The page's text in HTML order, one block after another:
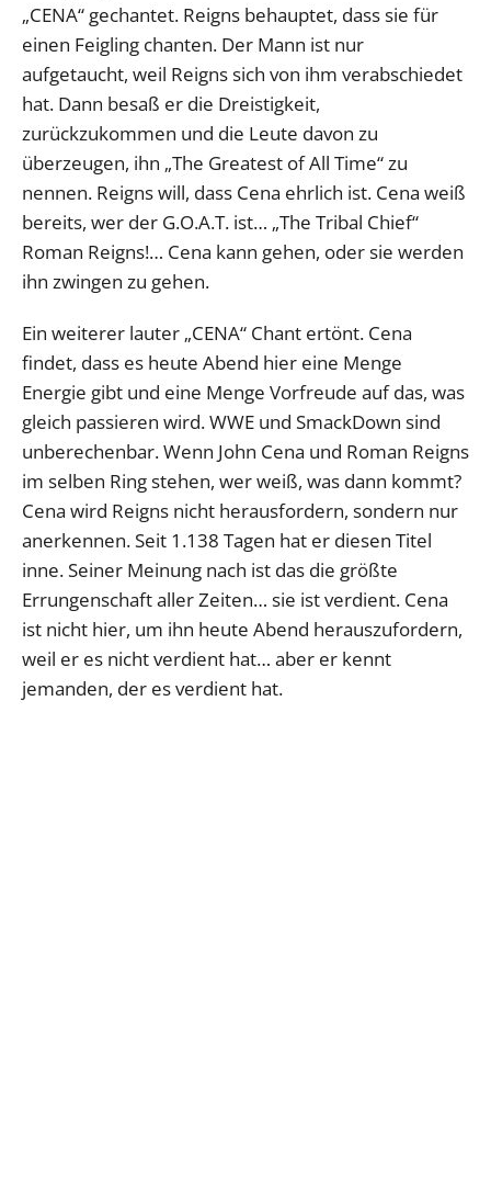
„CENA“ gechantet. Reigns behauptet, dass sie für
einen Feigling chanten. Der Mann ist nur
aufgetaucht, weil Reigns sich von ihm verabschiedet
hat. Dann besaß er die Dreistigkeit,
zurückzukommen und die Leute davon zu
überzeugen, ihn „The Greatest of All Time“ zu
nennen. Reigns will, dass Cena ehrlich ist. Cena weiß
bereits, wer der G.O.A.T. ist… „The Tribal Chief“
Roman Reigns!… Cena kann gehen, oder sie werden
ihn zwingen zu gehen.
Ein weiterer lauter „CENA“ Chant ertönt. Cena
findet, dass es heute Abend hier eine Menge
Energie gibt und eine Menge Vorfreude auf das, was
gleich passieren wird. WWE und SmackDown sind
unberechenbar. Wenn John Cena und Roman Reigns
im selben Ring stehen, wer weiß, was dann kommt?
Cena wird Reigns nicht herausfordern, sondern nur
anerkennen. Seit 1.138 Tagen hat er diesen Titel
inne. Seiner Meinung nach ist das die größte
Errungenschaft aller Zeiten… sie ist verdient. Cena
ist nicht hier, um ihn heute Abend herauszufordern,
weil er es nicht verdient hat… aber er kennt
jemanden, der es verdient hat.